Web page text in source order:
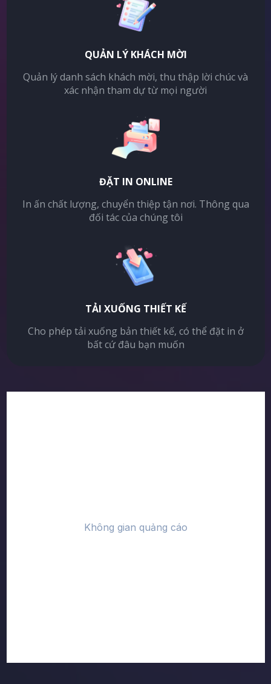
QUẢN LÝ KHÁCH MỜI
Quản lý danh sách khách mời, thu thập lời chúc và
xác nhận tham dự từ mọi người
ĐẶT IN ONLINE
In ấn chất lượng, chuyển thiệp tận nơi. Thông qua
đối tác của chúng tôi
TẢI XUỐNG THIẾT KẾ
Cho phép tải xuống bản thiết kế, có thể đặt in ở
bất cứ đâu bạn muốn